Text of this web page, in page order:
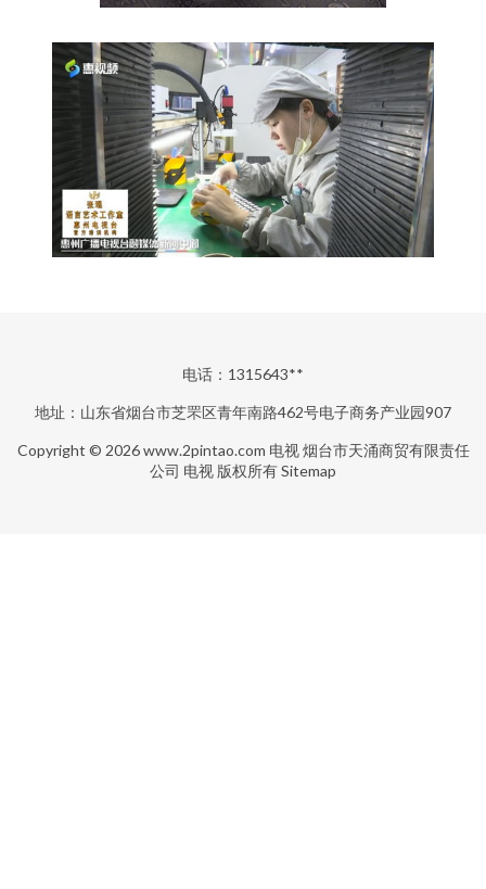
电话：1315643**
地址：山东省烟台市芝罘区青年南路462号电子商务产业园907
Copyright © 2026www.2pintao.com 电视 烟台市天涌商贸有限责任
公司 电视 版权所有Sitemap